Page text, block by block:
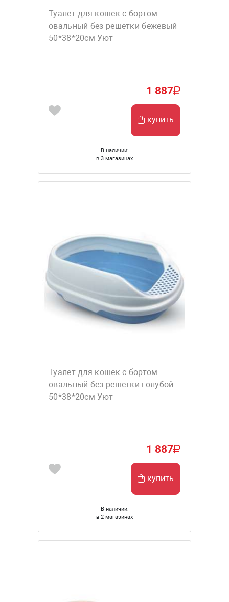
Туалет для кошек с бортом
овальный без решетки бежевый
50*38*20см Уют
1 887
купить
В наличии:
в 3 магазинах
Туалет для кошек с бортом
овальный без решетки голубой
50*38*20см Уют
1 887
купить
В наличии:
в 2 магазинах